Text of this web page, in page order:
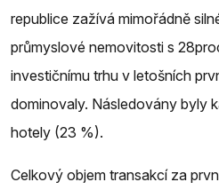
republice zažívá mimořádně
průmyslové nemovitosti s
investičnímu trhu v letošních
dominovaly. Následovány byly
hotely (23 %).
Celkový objem transakcí za